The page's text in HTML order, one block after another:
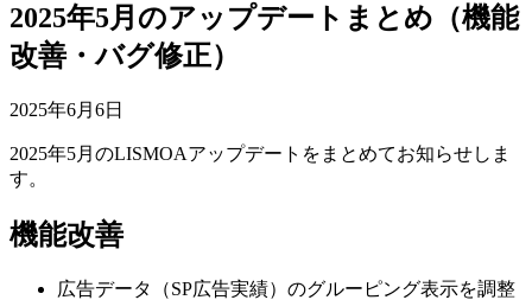
2025年5月のアップデートまとめ（機能
改善・バグ修正）
2025年6月6日
2025年5月のLISMOAアップデートをまとめてお知らせしま
す。
機能改善
広告データ（SP広告実績）のグルーピング表示を調整